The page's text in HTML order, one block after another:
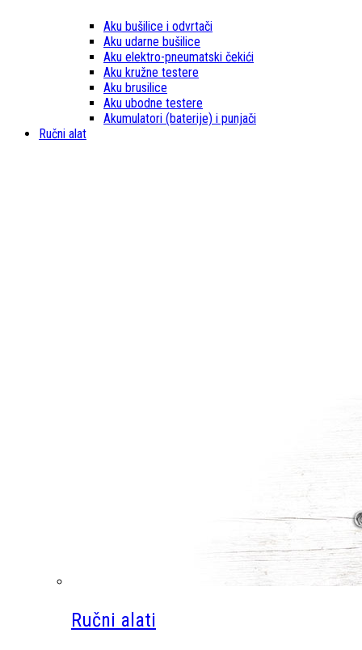
Aku bušilice i odvrtači
Aku udarne bušilice
Aku elektro-pneumatski čekići
Aku kružne testere
Aku brusilice
Aku ubodne testere
Akumulatori (baterije) i punjači
Ručni alat
Ručni alati